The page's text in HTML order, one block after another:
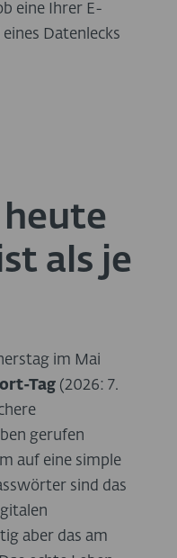
eine Ihrer E-
Datenlecks
als je
im Mai
Tag (2026: 7.
gerufen
auf eine simple
sind das
aber das am